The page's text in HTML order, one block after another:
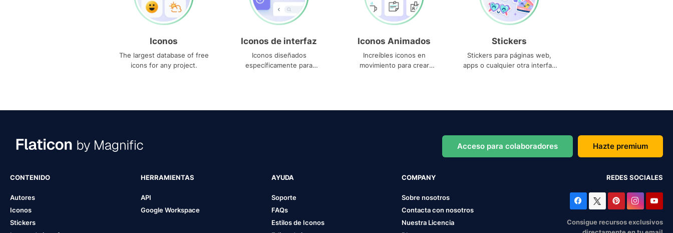
Iconos
The largest database of free
icons for any project.
Iconos de interfaz
Iconos diseñados
específicamente para
Iconos Animados
Increíbles iconos en
movimiento para crear
Stickers
Stickers para páginas web,
apps o cualquier otra interfaz
Acceso para colaboradores Hazte premium
CONTENIDO
Autores
Iconos
Stickers
HERRAMIENTAS
API
Google Workspace
AYUDA
Soporte
FAQs
Estilos de Iconos
COMPANY
Sobre nosotros
Contacta con nosotros
Nuestra Licencia
REDES SOCIALES
Consigue recursos exclusivos